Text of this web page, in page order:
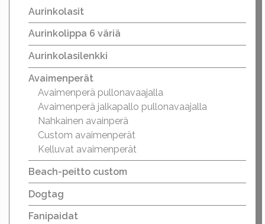
Aurinkolasit
Aurinkolippa 6 väriä
Aurinkolasilenkki
Avaimenperät
Avaimenperä pullonavaajalla
Avaimenperä jalkapallo pullonavaajalla
Nahkainen avainperä
Custom avaimenperät
Kelluvat avaimenperät
Beach-peitto custom
Dogtag
Fanipaidat